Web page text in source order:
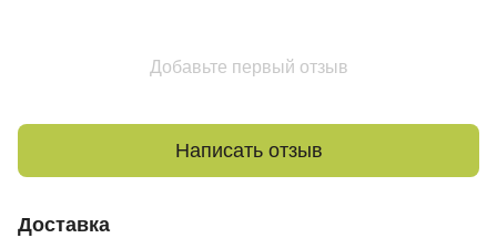
Добавьте первый отзыв
Написать отзыв
Доставка